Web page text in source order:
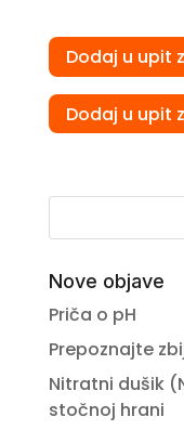
Dodaj u upit
Dodaj u upit
Nove objave
Priča o pH
Prepoznajte
Nitratni dušik
stočnoj hrani